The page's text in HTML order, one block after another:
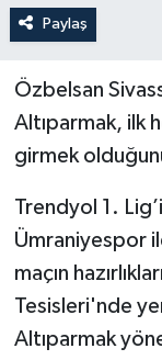
Paylaş
Özbelsan
Altıparmak, ilk
girmek
Trendyol 1.
Ümraniyespor
maçın
Tesisleri'nde
Altıparmak